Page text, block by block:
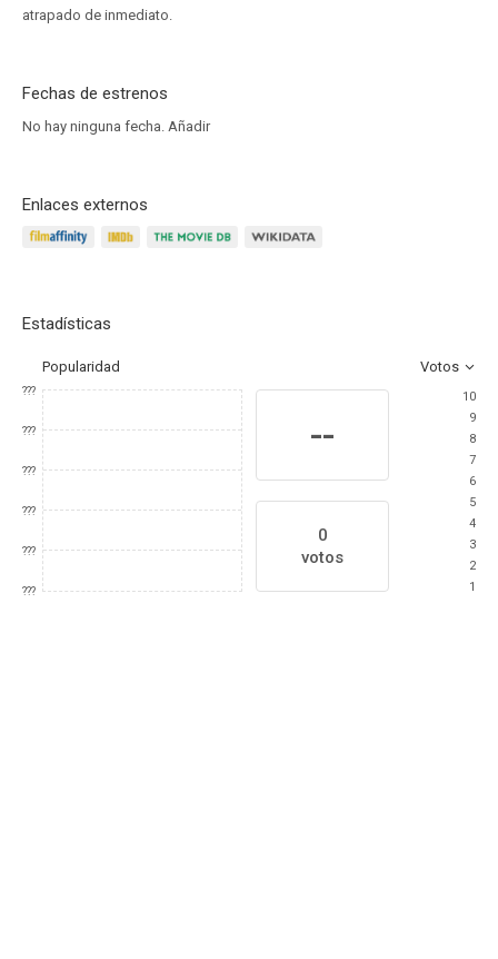
atrapado de inmediato.
Fechas de estrenos
No hay ninguna fecha. Añadir
Enlaces externos
Estadísticas
Popularidad Votos
???
???
???
???
???
???
--
0
votos
10
9
8
7
6
5
4
3
2
1